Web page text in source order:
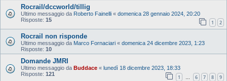
Rocrail/dccworld/tillig
Ultimo messaggio da Roberto Fainelli « domenica 28 gennaio 2024, 20:20
Risposte: 15 1 2
Rocrail non risponde
Ultimo messaggio da Marco Fornaciari « domenica 24 dicembre 2023, 1:23
Risposte: 10
Domande JMRI
Ultimo messaggio da Buddace « lunedì 18 dicembre 2023, 18:33
Risposte: 121 1 … 6 7 8 9